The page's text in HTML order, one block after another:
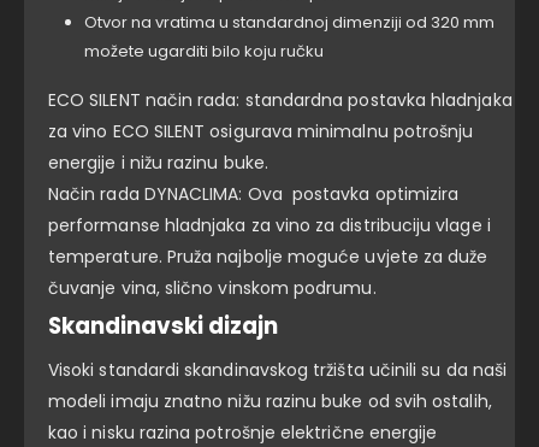
Otvor na vratima u standardnoj dimenziji od 320 mm
možete ugarditi bilo koju ručku
ECO SILENT način rada: standardna postavka hladnjaka
za vino ECO SILENT osigurava minimalnu potrošnju
energije i nižu razinu buke.
Način rada DYNACLIMA: Ova postavka optimizira
performanse hladnjaka za vino za distribuciju vlage i
temperature. Pruža najbolje moguće uvjete za duže
čuvanje vina, slično vinskom podrumu.
Skandinavski dizajn
Visoki standardi skandinavskog tržišta učinili su da naši
modeli imaju znatno nižu razinu buke od svih ostalih,
kao i nisku razina potrošnje električne energije